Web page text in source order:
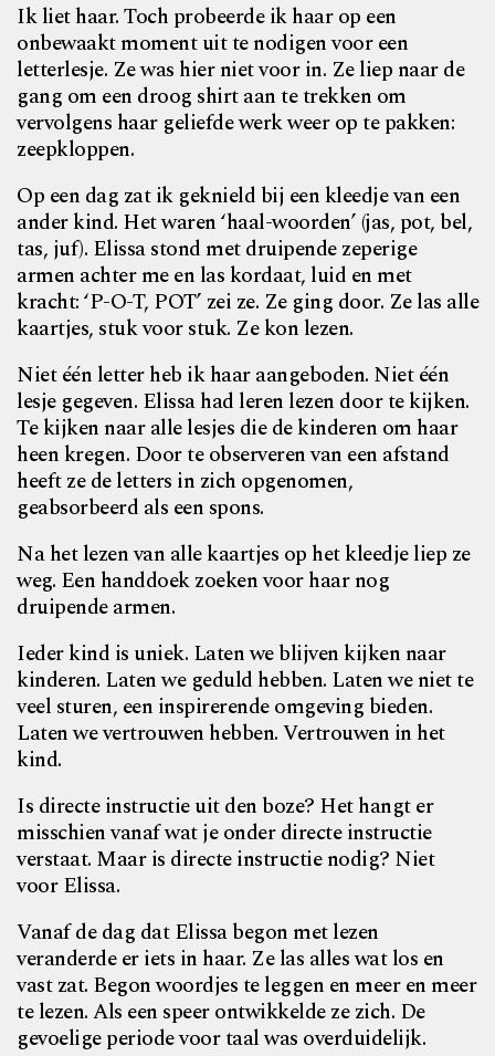
Ik liet haar. Toch probeerde ik haar op een
onbewaakt moment uit te nodigen voor een
letterlesje. Ze was hier niet voor in. Ze liep naar de
gang om een droog shirt aan te trekken om
vervolgens haar geliefde werk weer op te pakken:
zeepkloppen.
Op een dag zat ik geknield bij een kleedje van een
ander kind. Het waren ‘haal-woorden’ (jas, pot, bel,
tas, juf). Elissa stond met druipende zeperige
armen achter me en las kordaat, luid en met
kracht: ‘P-O-T, POT’ zei ze. Ze ging door. Ze las alle
kaartjes, stuk voor stuk. Ze kon lezen.
Niet één letter heb ik haar aangeboden. Niet één
lesje gegeven. Elissa had leren lezen door te kijken.
Te kijken naar alle lesjes die de kinderen om haar
heen kregen. Door te observeren van een afstand
heeft ze de letters in zich opgenomen,
geabsorbeerd als een spons.
Na het lezen van alle kaartjes op het kleedje liep ze
weg. Een handdoek zoeken voor haar nog
druipende armen.
Ieder kind is uniek. Laten we blijven kijken naar
kinderen. Laten we geduld hebben. Laten we niet te
veel sturen, een inspirerende omgeving bieden.
Laten we vertrouwen hebben. Vertrouwen in het
kind.
Is directe instructie uit den boze? Het hangt er
misschien vanaf wat je onder directe instructie
verstaat. Maar is directe instructie nodig? Niet
voor Elissa.
Vanaf de dag dat Elissa begon met lezen
veranderde er iets in haar. Ze las alles wat los en
vast zat. Begon woordjes te leggen en meer en meer
te lezen. Als een speer ontwikkelde ze zich. De
gevoelige periode voor taal was overduidelijk.